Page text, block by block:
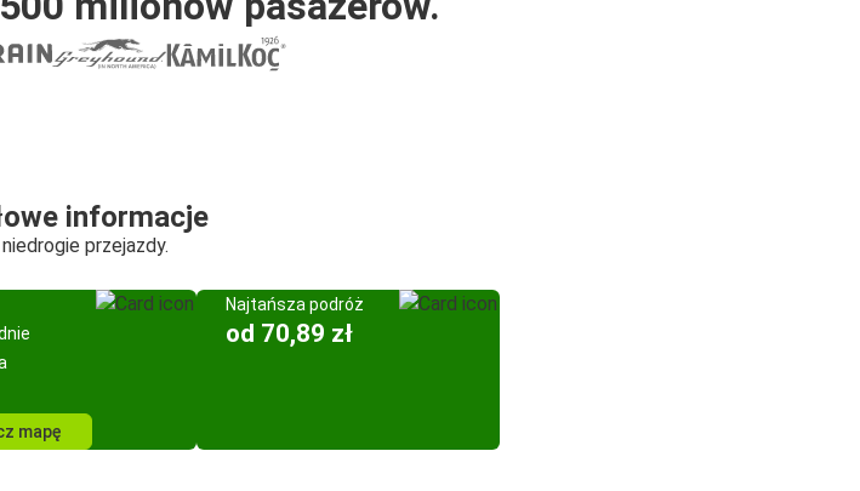
informacje
przejazdy.
mapę
Najtańsza podróż
od 70,89 zł